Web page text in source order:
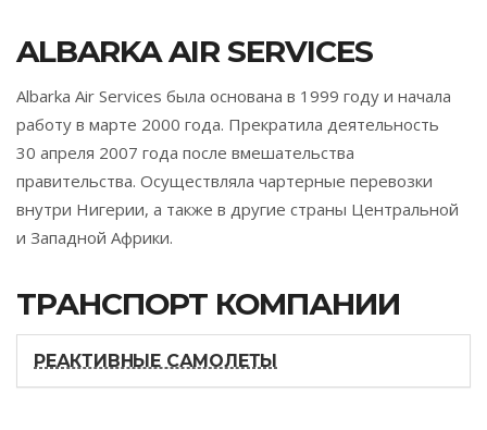
ALBARKA AIR SERVICES
Albarka Air Services была основана в 1999 году и начала
работу в марте 2000 года. Прекратила деятельность
30 апреля 2007 года после вмешательства
правительства. Осуществляла чартерные перевозки
внутри Нигерии, а также в другие страны Центральной
и Западной Африки.
ТРАНСПОРТ КОМПАНИИ
РЕАКТИВНЫЕ САМОЛЕТЫ